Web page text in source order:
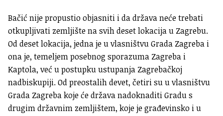
Bačić nije propustio objasniti i da država neće trebati
otkupljivati zemljište na svih deset lokacija u Zagrebu.
Od deset lokacija, jedna je u vlasništvu Grada Zagreba i
ona je, temeljem posebnog sporazuma Zagreba i
Kaptola, već u postupku ustupanja Zagrebačkoj
nadbiskupiji. Od preostalih devet, četiri su u vlasništvu
Grada Zagreba koje će država nadoknaditi Gradu s
drugim državnim zemljištem, koje je građevinsko i u